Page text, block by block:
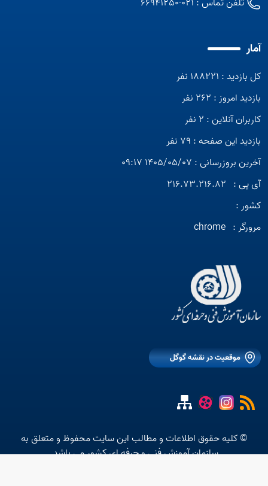
آمار
کل بازدید : 188221 نفر
بازدید امروز : 262 نفر
کاربران آنلاین : 2 نفر
بازدید این صفحه : 79 نفر
آخرین بروزرسانی : 1405/05/07 09:17
آی پی : 216.73.216.82
کشور :
مرورگر : chrome
موقعیت در نقشه گوگل
© کلیه حقوق اطلاعات و مطالب این سایت محفوظ و متعلق به
سازمان آموزش فنی و حرفه ای کشور می باشد.